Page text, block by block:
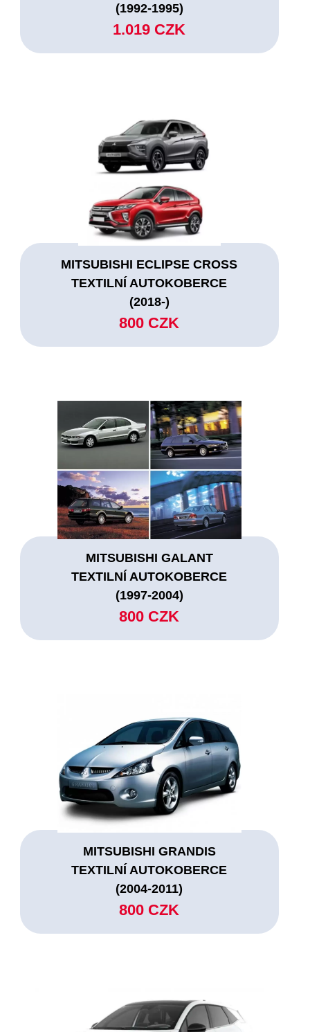
(1992-1995)
1.019 CZK
MITSUBISHI ECLIPSE CROSS
TEXTILNÍ AUTOKOBERCE
(2018-)
800 CZK
MITSUBISHI GALANT
TEXTILNÍ AUTOKOBERCE
(1997-2004)
800 CZK
MITSUBISHI GRANDIS
TEXTILNÍ AUTOKOBERCE
(2004-2011)
800 CZK